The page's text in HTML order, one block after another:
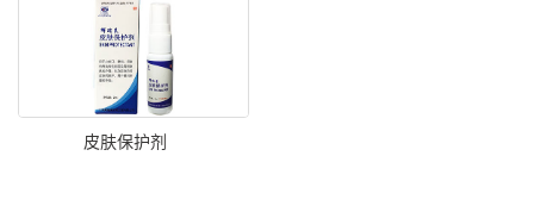
皮肤保护剂